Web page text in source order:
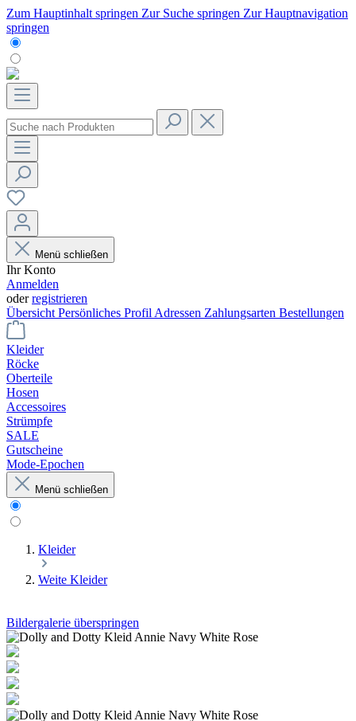
Zum Hauptinhalt springen Zur Suche springen Zur Hauptnavigation
springen
Menü schließen
Ihr Konto
Anmelden
oderregistrieren
Übersicht Persönliches Profil Adressen Zahlungsarten Bestellungen
Kleider
Röcke
Oberteile
Hosen
Accessoires
Strümpfe
SALE
Gutscheine
Mode-Epochen
Menü schließen
Kleider
Weite Kleider
Bildergalerie überspringen